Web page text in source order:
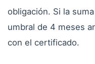
obligación. Si la
umbral de 4 meses
con el certificado.